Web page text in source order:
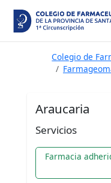
contenido
Colegio de
Araucaria
Servicios
Farmacia